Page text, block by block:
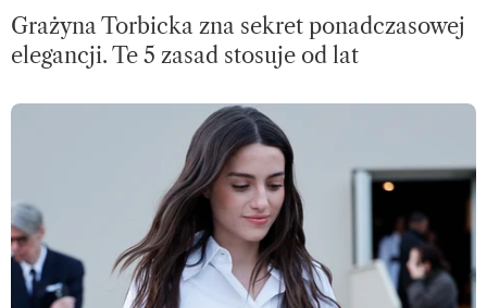
Grażyna Torbicka zna sekret ponadczasowej
elegancji. Te 5 zasad stosuje od lat